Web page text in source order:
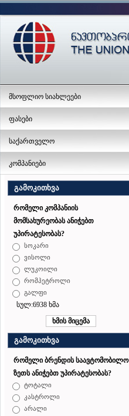
მსოფლიო სიახლეები
ფასები
საქართველო
კომპანიები
გამოკითხვა
რომელი კომპანიის
მომსახურეობას ანიჭებთ
უპირატესობას?
სოკარი
ვისოლი
ლუკოილი
რომპეტროლი
გალფი
სულ:6938 ხმა
გამოკითხვა
რომელი ბრენდის საავტომობილო
ზეთს ანიჭებთ უპირატესობას?
ტოტალი
კასტროლი
არალი